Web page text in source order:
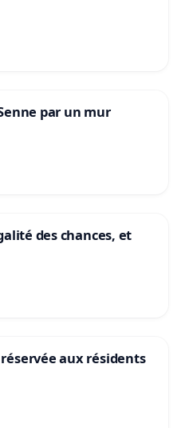
par un mur
des chances, et
aux résidents